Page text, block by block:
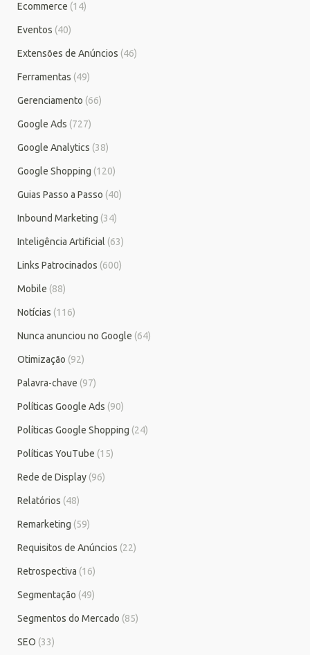
Ecommerce (14)
Eventos (40)
Extensões de Anúncios (46)
Ferramentas (49)
Gerenciamento (66)
Google Ads (727)
Google Analytics (38)
Google Shopping (120)
Guias Passo a Passo (40)
Inbound Marketing (34)
Inteligência Artificial (63)
Links Patrocinados (600)
Mobile (88)
Notícias (116)
Nunca anunciou no Google (64)
Otimização (92)
Palavra-chave (97)
Políticas Google Ads (90)
Políticas Google Shopping (24)
Políticas YouTube (15)
Rede de Display (96)
Relatórios (48)
Remarketing (59)
Requisitos de Anúncios (22)
Retrospectiva (16)
Segmentação (49)
Segmentos do Mercado (85)
SEO (33)